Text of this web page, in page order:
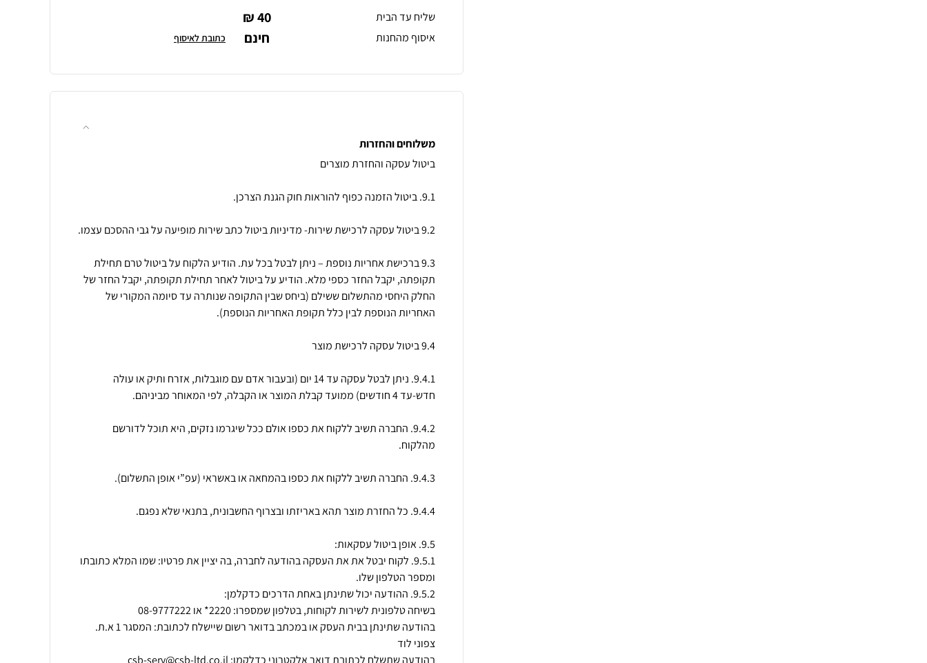
שליח עד הבית
40 ₪
איסוף מהחנות חינם כתובת לאיסוף
משלוחים והחזרות
9.3 ברכישת אחריות נוספת – ניתן לבטל בכל עת. הודיע הלקוח על ביטול טרם תחילת
תקופתה, יקבל החזר כספי מלא. הודיע על ביטול לאחר תחילת תקופתה, יקבל החזר של
החלק היחסי מהתשלום ששילם (ביחס שבין התקופה שנותרה עד סיומה המקורי של
9.4.1. ניתן לבטל עסקה עד 14 יום (ובעבור אדם עם מוגבלות, אזרח ותיק או עולה
9.4.2. החברה תשיב ללקוח את כספו אולם ככל שיגרמו נזקים, היא תוכל לדורשם
9.5.1. לקוח יבטל את את העסקה בהודעה לחברה, בה יציין את פרטיו: שמו המלא כתובתו
בהודעה שתינתן בבית העסק או במכתב בדואר רשום שיישלח לכתובת: המסגר 1 א.ת.